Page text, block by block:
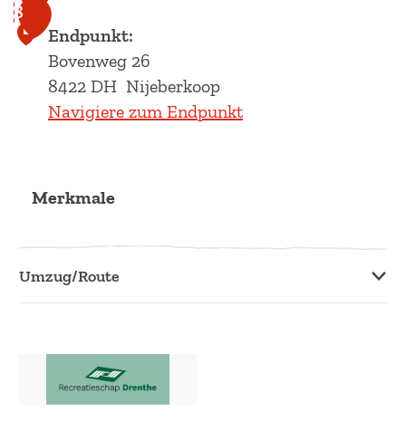
8
Endpunkt:
Bovenweg 26
8422 DH Nijeberkoop
Navigiere zum Endpunkt
Merkmale
Umzug/Route